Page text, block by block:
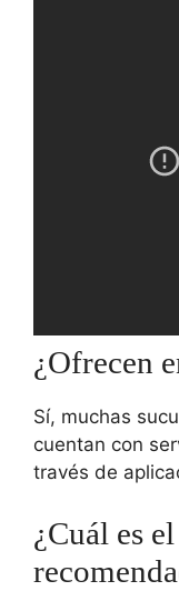
¿Ofrecen
Sí, muchas
cuentan con
través de
¿Cuál es